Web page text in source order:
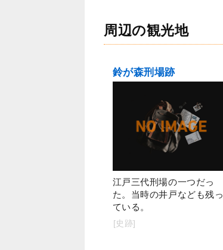
周辺の観光地
鈴が森刑場跡
江戸三代刑場の一つだっ
た。当時の井戸なども残っ
ている。
[史跡]